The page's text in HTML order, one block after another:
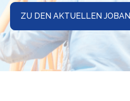
ZU DEN AKTUELLEN